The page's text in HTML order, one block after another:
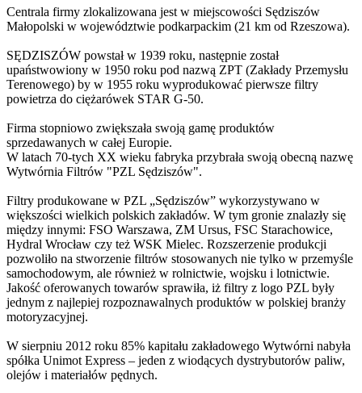
Centrala firmy zlokalizowana jest w miejscowości Sędziszów
Małopolski w województwie podkarpackim (21 km od Rzeszowa).
SĘDZISZÓW powstał w 1939 roku, następnie został
upaństwowiony w 1950 roku pod nazwą ZPT (Zakłady Przemysłu
Terenowego) by w 1955 roku wyprodukować pierwsze filtry
powietrza do ciężarówek STAR G-50.
Firma stopniowo zwiększała swoją gamę produktów
sprzedawanych w całej Europie.
W latach 70-tych XX wieku fabryka przybrała swoją obecną nazwę
Wytwórnia Filtrów "PZL Sędziszów".
Filtry produkowane w PZL „Sędziszów” wykorzystywano w
większości wielkich polskich zakładów. W tym gronie znalazły się
między innymi: FSO Warszawa, ZM Ursus, FSC Starachowice,
Hydral Wrocław czy też WSK Mielec. Rozszerzenie produkcji
pozwoliło na stworzenie filtrów stosowanych nie tylko w przemyśle
samochodowym, ale również w rolnictwie, wojsku i lotnictwie.
Jakość oferowanych towarów sprawiła, iż filtry z logo PZL były
jednym z najlepiej rozpoznawalnych produktów w polskiej branży
motoryzacyjnej.
W sierpniu 2012 roku 85% kapitału zakładowego Wytwórni nabyła
spółka Unimot Express – jeden z wiodących dystrybutorów paliw,
olejów i materiałów pędnych.